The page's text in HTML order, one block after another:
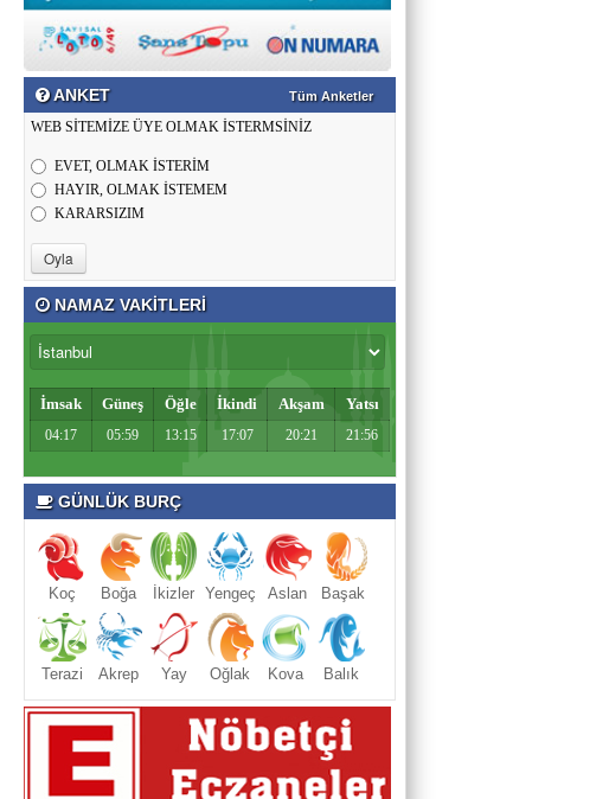
ANKET Tüm Anketler
WEB SİTEMİZE ÜYE OLMAK İSTERMSİNİZ
EVET, OLMAK İSTERİM
HAYIR, OLMAK İSTEMEM
KARARSIZIM
NAMAZ VAKİTLERİ
İmsak Güneş Öğle İkindi Akşam Yatsı
04:17 05:59 13:15 17:07 20:21 21:56
GÜNLÜK BURÇ
Koç Boğa İkizler Yengeç Aslan Başak
Terazi Akrep Yay Oğlak Kova Balık